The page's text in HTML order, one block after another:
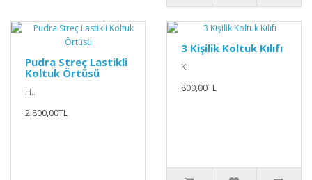
Pudra Streç Lastikli
Koltuk Örtüsü
H..
2.800,00TL
3 Kişilik Koltuk Kılıfı
K..
800,00TL